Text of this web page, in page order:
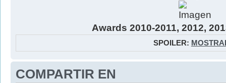
Awards 2010-2011, 2012,
SPOILER:
COMPARTIR EN